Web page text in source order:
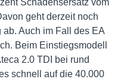
Schadensersatz vom
geht derzeit noch
Auch im Fall des EA
Beim Einstiegsmodell
2.0 TDI bei rund
schnell auf die 40.000